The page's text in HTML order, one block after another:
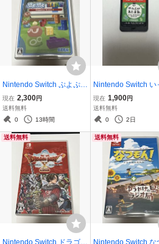
Nintendo Switch ぷよぷよ
テトリスS スペシャルプ
ライス
現在 2,300円
送料無料
0
13時間
Nintendo Switch い
にあたまのストレッ
わらかあたま塾 ソフ
み
現在 1,900円
送料無料
0
2日
送料無料
Nintendo Switch ドラゴン
送料無料
Nintendo Switch な